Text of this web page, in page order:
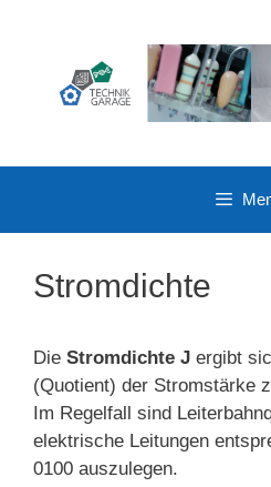
Stromdichte
Die Stromdichte J ergibt
(Quotient) der Stromstärke
Im Regelfall sind
elektrische Leitungen
0100 auszulegen.